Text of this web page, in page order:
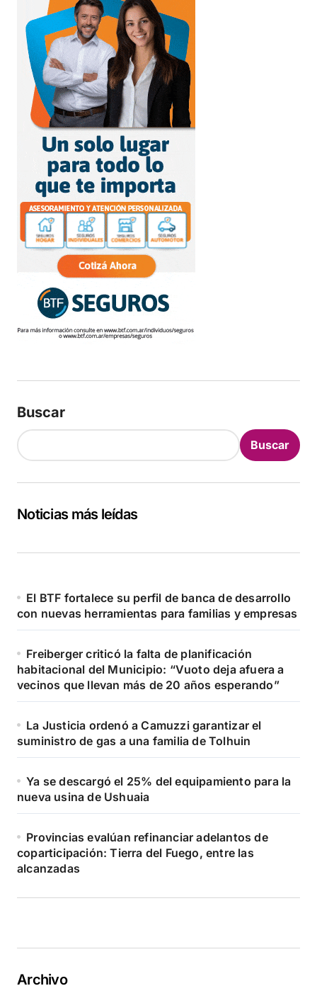
Buscar
Buscar
Noticias más leídas
El BTF fortalece su perfil de banca de desarrollo
con nuevas herramientas para familias y empresas
Freiberger criticó la falta de planificación
habitacional del Municipio: “Vuoto deja afuera a
vecinos que llevan más de 20 años esperando”
La Justicia ordenó a Camuzzi garantizar el
suministro de gas a una familia de Tolhuin
Ya se descargó el 25% del equipamiento para la
nueva usina de Ushuaia
Provincias evalúan refinanciar adelantos de
coparticipación: Tierra del Fuego, entre las
alcanzadas
Archivo